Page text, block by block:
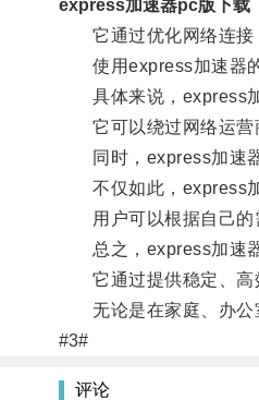
express加速器pc版下载
它通过优化网络连接
使用express加速器的
具体来说，express加
它可以绕过网络运营商
同时，express加速器
不仅如此，express加
用户可以根据自己的需
总之，express加速器
它通过提供稳定、高效
无论是在家庭、办公室
#3#
评论